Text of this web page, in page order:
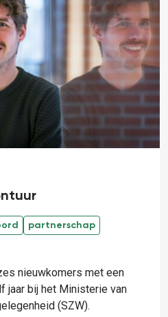
partnerschap
nieuwkomers met een
jaar bij het Ministerie van
(SZW).